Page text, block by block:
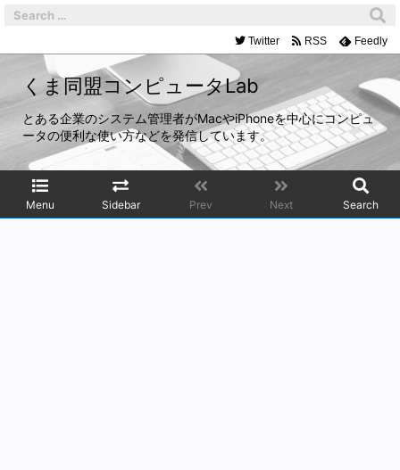
くま同盟コンピュータLab
とある企業のシステム管理者がMacやiPhoneを中心にコンピュ
ータの便利な使い方などを発信しています。
Menu Sidebar Prev Next Search
Twitter RSS Feedly